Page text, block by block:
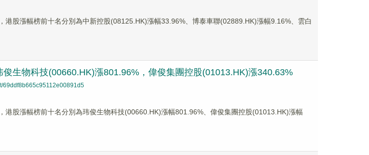
港股漲幅榜前十名分別為中新控股(08125.HK)漲幅33.96%、博泰車聯(02889.HK)漲幅9.16%、雲白
俊生物科技(00660.HK)漲801.96%，偉俊集團控股(01013.HK)漲340.63%
69ddf8b665c95112e00891d5
港股漲幅榜前十名分別為玮俊生物科技(00660.HK)漲幅801.96%、偉俊集團控股(01013.HK)漲幅